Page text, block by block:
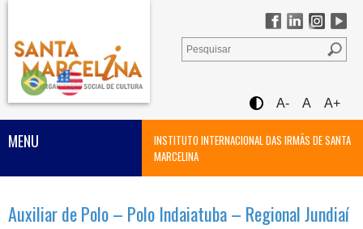
A- A A+
INSTITUTO INTERNACIONAL DAS IRMÃS DE SANTA
MARCELINA
MENU
Auxiliar de Polo – Polo Indaiatuba – Regional Jundiaí